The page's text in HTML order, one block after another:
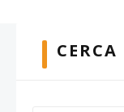
CERCA